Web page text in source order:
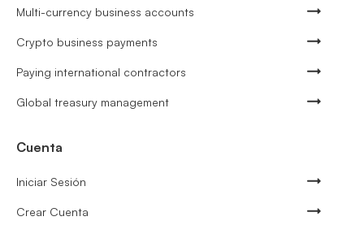
Multi-currency business accounts
Crypto business payments
Paying international contractors
Global treasury management
Cuenta
Iniciar Sesión
Crear Cuenta